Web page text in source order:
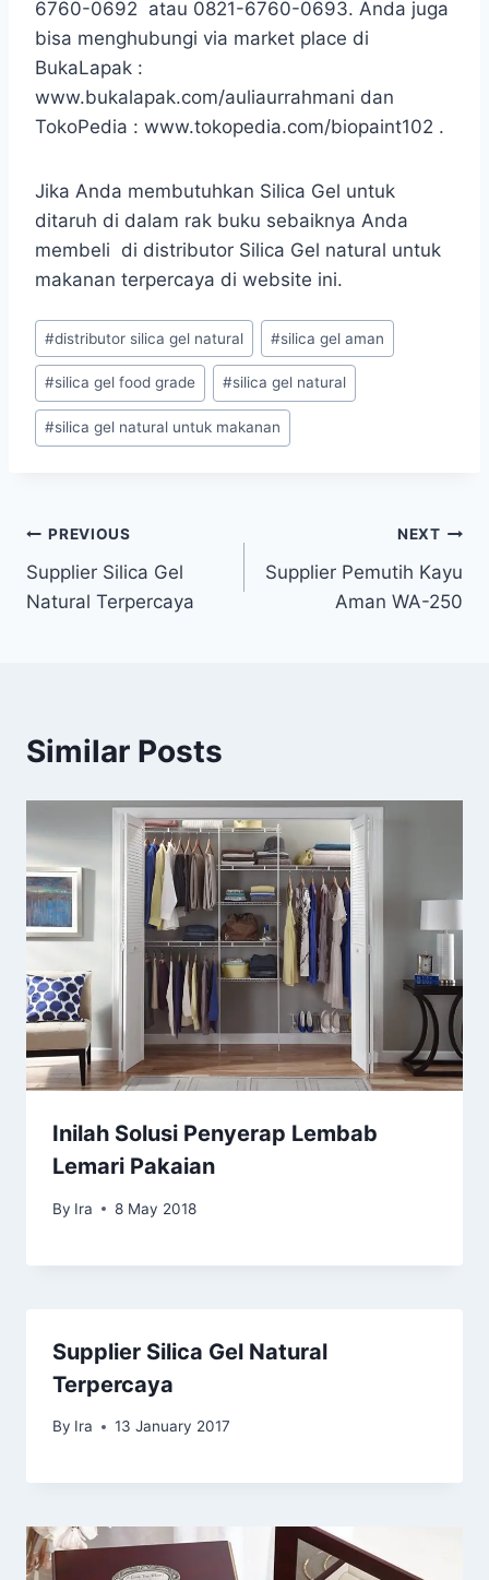
6760-0692 atau 0821-6760-0693. Anda juga
bisa menghubungi via market place di
BukaLapak :
www.bukalapak.com/auliaurrahmani dan
TokoPedia : www.tokopedia.com/biopaint102 .
Jika Anda membutuhkan Silica Gel untuk
ditaruh di dalam rak buku sebaiknya Anda
membeli di distributor Silica Gel natural untuk
makanan terpercaya di website ini.
Post
Tags:
#distributor silica gel natural #silica gel aman
#silica gel food grade #silica gel natural
#silica gel natural untuk makanan
Post
navigation
PREVIOUS
Supplier Silica Gel
Natural Terpercaya
NEXT
Supplier Pemutih Kayu
Aman WA-250
Similar Posts
Inilah Solusi Penyerap Lembab
Lemari Pakaian
By Ira 8 May 2018
Supplier Silica Gel Natural
Terpercaya
By Ira 13 January 2017